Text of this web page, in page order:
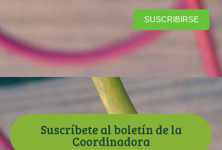
SUSCRIBIRSE
Suscríbete al boletín de la
Coordinadora